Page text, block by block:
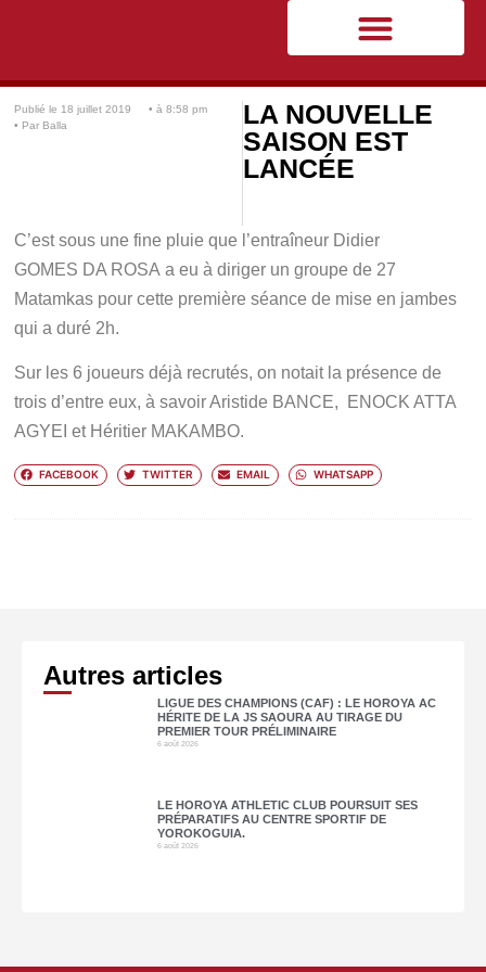
Publié le 18 juillet 2019 • à 8:58 pm
• Par Balla
LA NOUVELLE
SAISON EST
LANCÉE
C’est sous une fine pluie que l’entraîneur Didier
GOMES DA ROSA a eu à diriger un groupe de 27
Matamkas pour cette première séance de mise en jambes
qui a duré 2h.
Sur les 6 joueurs déjà recrutés, on notait la présence de
trois d’entre eux, à savoir Aristide BANCE, ENOCK ATTA
AGYEI et Héritier MAKAMBO.
FACEBOOK TWITTER EMAIL WHATSAPP
Autres articles
LIGUE DES CHAMPIONS (CAF) : LE HOROYA AC
HÉRITE DE LA JS SAOURA AU TIRAGE DU
PREMIER TOUR PRÉLIMINAIRE
6 août 2026
LE HOROYA ATHLETIC CLUB POURSUIT SES
PRÉPARATIFS AU CENTRE SPORTIF DE
YOROKOGUIA.
6 août 2026